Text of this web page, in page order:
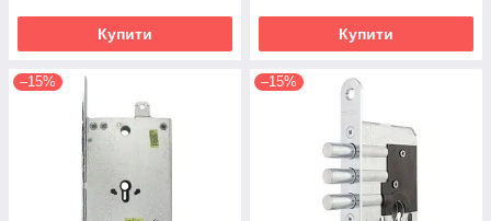
Купити Купити
–15% –15%